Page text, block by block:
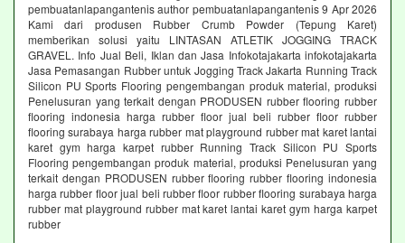
pembuatanlapangantenis author pembuatanlapangantenis 9 Apr 2026
Kami dari produsen Rubber Crumb Powder (Tepung Karet)
memberikan solusi yaitu LINTASAN ATLETIK JOGGING TRACK
GRAVEL. Info Jual Beli, Iklan dan Jasa Infokotajakarta infokotajakarta
Jasa Pemasangan Rubber untuk Jogging Track Jakarta Running Track
Silicon PU Sports Flooring pengembangan produk material, produksi
Penelusuran yang terkait dengan PRODUSEN rubber flooring rubber
flooring indonesia harga rubber floor jual beli rubber floor rubber
flooring surabaya harga rubber mat playground rubber mat karet lantai
karet gym harga karpet rubber Running Track Silicon PU Sports
Flooring pengembangan produk material, produksi Penelusuran yang
terkait dengan PRODUSEN rubber flooring rubber flooring indonesia
harga rubber floor jual beli rubber floor rubber flooring surabaya harga
rubber mat playground rubber mat karet lantai karet gym harga karpet
rubber